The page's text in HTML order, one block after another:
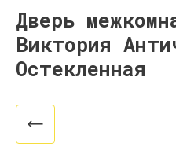
Дверь
Виктория
Остекленная